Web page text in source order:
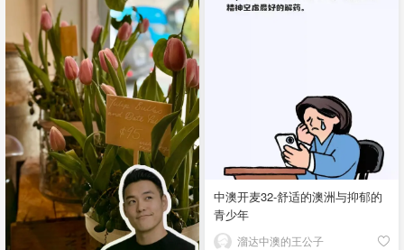
中澳开麦32-舒适的澳洲与抑郁的
青少年
溜达中澳的王公子